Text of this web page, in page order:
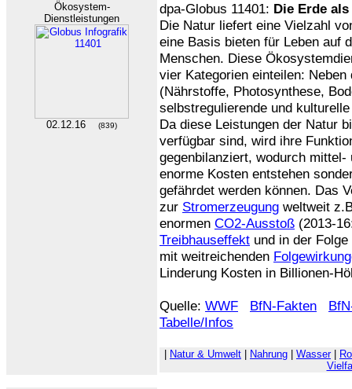
Ökosystem-
Dienstleistungen
02.12.16 (839)
dpa-Globus 11401: Die Erde
Die Natur liefert eine Vielzahl
eine Basis bieten für Leben auf
Menschen. Diese
vier Kategorien einteilen:
(Nährstoffe, Photosynthese,
selbstregulierende und
Da diese Leistungen der Natur
verfügbar sind, wird ihre
gegenbilanziert, wodurch
enorme Kosten entstehen
gefährdet werden können. Das
zur Stromerzeugung weltweit
enormen CO2-Ausstoß (2013-
Treibhauseffekt und in der
mit weitreichenden
Linderung Kosten in Billionen-
Quelle: WWF BfN-Fakten
Tabelle/Infos
Natur & Umwelt Nahrung Wasser|